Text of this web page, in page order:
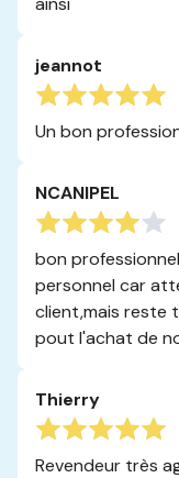
jeannot
Un bon
NCANIPEL
bon
personnel car
client,mais reste
pout l'achat de
Thierry
Revendeur très